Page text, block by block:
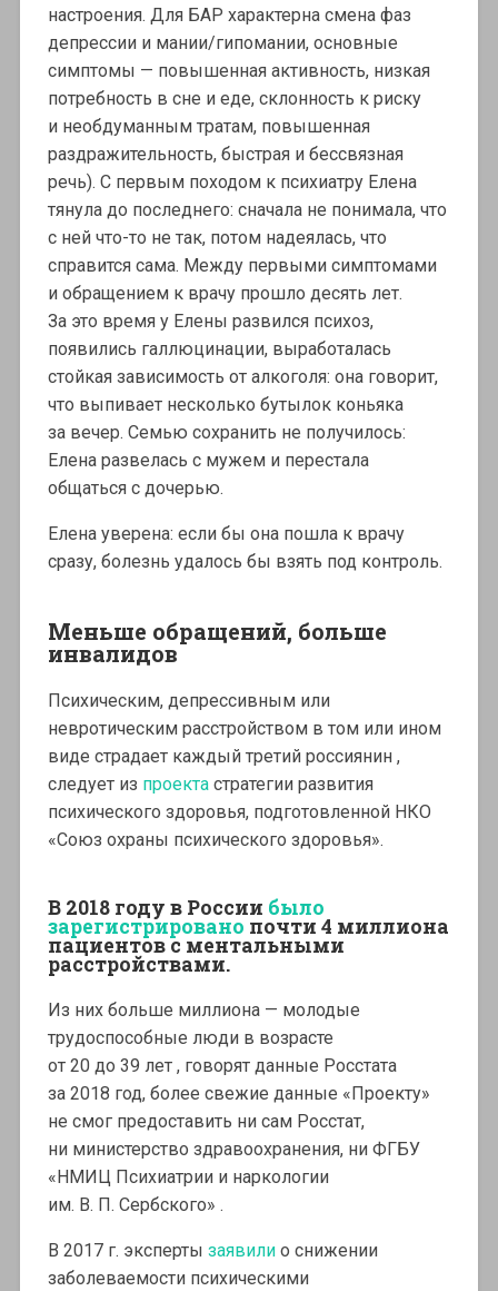
настроения. Для БАР характерна смена фаз
депрессии и мании/гипомании, основные
симптомы — повышенная активность, низкая
потребность в сне и еде, склонность к риску
и необдуманным тратам, повышенная
раздражительность, быстрая и бессвязная
речь). С первым походом к психиатру Елена
тянула до последнего: сначала не понимала, что
с ней что-то не так, потом надеялась, что
справится сама. Между первыми симптомами
и обращением к врачу прошло десять лет.
За это время у Елены развился психоз,
появились галлюцинации, выработалась
стойкая зависимость от алкоголя: она говорит,
что выпивает несколько бутылок коньяка
за вечер. Семью сохранить не получилось:
Елена развелась с мужем и перестала
общаться с дочерью.
Елена уверена: если бы она пошла к врачу
сразу, болезнь удалось бы взять под контроль.
Меньше обращений, больше
инвалидов
Психическим, депрессивным или
невротическим расстройством в том или ином
виде страдает каждый третий россиянин ,
следует из проектастратегии развития
психического здоровья, подготовленной НКО
«Союз охраны психического здоровья».
В 2018 году в России было
зарегистрировано почти 4 миллиона
пациентов с ментальными
расстройствами.
Из них больше миллиона — молодые
трудоспособные люди в возрасте
от 20 до 39 лет , говорят данные Росстата
за 2018 год, более свежие данные «Проекту»
не смог предоставить ни сам Росстат,
ни министерство здравоохранения, ни ФГБУ
«НМИЦ Психиатрии и наркологии
им. В. П. Сербского» .
В 2017 г. эксперты заявилио снижении
заболеваемости психическими